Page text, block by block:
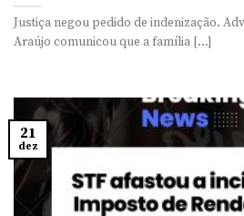
Justiça negou pedido de indenização.
Araújo comunicou que a família [...]
21
dez